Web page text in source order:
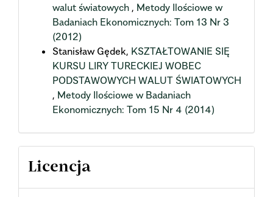
walut światowych , Metody Ilościowe w
Badaniach Ekonomicznych: Tom 13 Nr 3
(2012)
Stanisław Gędek, KSZTAŁTOWANIE SIĘ
KURSU LIRY TURECKIEJ WOBEC
PODSTAWOWYCH WALUT ŚWIATOWYCH
, Metody Ilościowe w Badaniach
Ekonomicznych: Tom 15 Nr 4 (2014)
Licencja